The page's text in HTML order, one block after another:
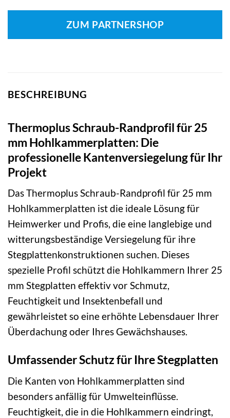
ZUM PARTNERSHOP
BESCHREIBUNG
Thermoplus Schraub-Randprofil für 25
mm Hohlkammerplatten: Die
professionelle Kantenversiegelung für Ihr
Projekt
Das Thermoplus Schraub-Randprofil für 25 mm
Hohlkammerplatten ist die ideale Lösung für
Heimwerker und Profis, die eine langlebige und
witterungsbeständige Versiegelung für ihre
Stegplattenkonstruktionen suchen. Dieses
spezielle Profil schützt die Hohlkammern Ihrer 25
mm Stegplatten effektiv vor Schmutz,
Feuchtigkeit und Insektenbefall und
gewährleistet so eine erhöhte Lebensdauer Ihrer
Überdachung oder Ihres Gewächshauses.
Umfassender Schutz für Ihre Stegplatten
Die Kanten von Hohlkammerplatten sind
besonders anfällig für Umwelteinflüsse.
Feuchtigkeit, die in die Hohlkammern eindringt,